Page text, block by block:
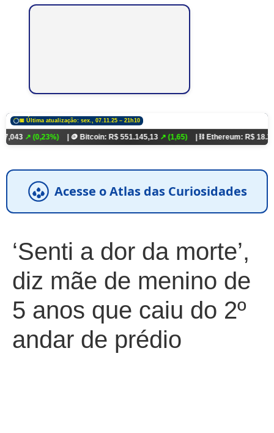
📅 Última atualização: sex., 07.11.25 – 21h10
| 🪙 Bitcoin: R$ 551.145,13↗ (1,65) | ⛓️ Ethereum: R$ 18.321,93 ↗
Acesse o Atlas das Curiosidades
‘Senti a dor da morte’,
diz mãe de menino de
5 anos que caiu do 2º
andar de prédio